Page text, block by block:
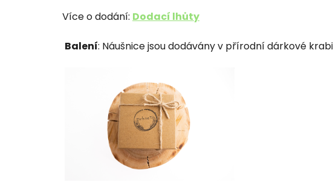
Více o dodání: Dodací lhůty
Balení: Náušnice jsou dodávány v přírodní dárkové